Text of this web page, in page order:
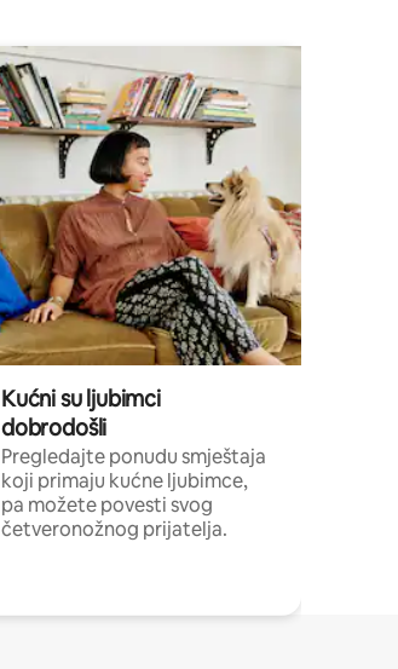
Kućni su ljubimci
dobrodošli
Pregledajte ponudu smještaja
koji primaju kućne ljubimce,
pa možete povesti svog
četveronožnog prijatelja.